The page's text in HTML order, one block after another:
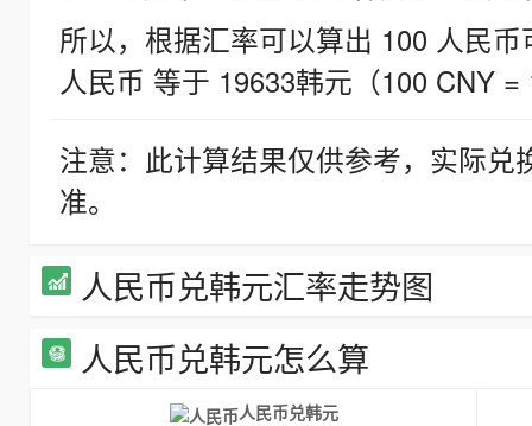
所以，根据汇率可以算出 100 人民
人民币 等于 19633韩元（100 CNY =
注意：此计算结果仅供参考，实际
准。
人民币兑韩元汇率走势图
人民币兑韩元怎么算
人民币兑韩元